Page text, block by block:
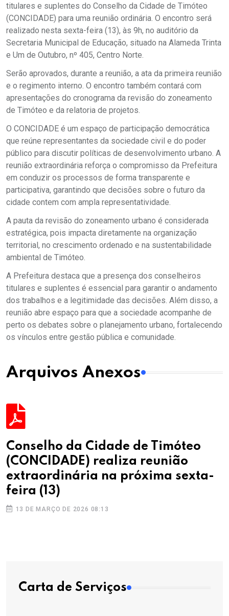
titulares e suplentes do Conselho da Cidade de Timóteo
(CONCIDADE) para uma reunião ordinária. O encontro será
realizado nesta sexta-feira (13), às 9h, no auditório da
Secretaria Municipal de Educação, situado na Alameda Trinta
e Um de Outubro, nº 405, Centro Norte.
Serão aprovados, durante a reunião, a ata da primeira reunião
e o regimento interno. O encontro também contará com
apresentações do cronograma da revisão do zoneamento
de Timóteo e da relatoria de projetos.
O CONCIDADE é um espaço de participação democrática
que reúne representantes da sociedade civil e do poder
público para discutir políticas de desenvolvimento urbano. A
reunião extraordinária reforça o compromisso da Prefeitura
em conduzir os processos de forma transparente e
participativa, garantindo que decisões sobre o futuro da
cidade contem com ampla representatividade.
A pauta da revisão do zoneamento urbano é considerada
estratégica, pois impacta diretamente na organização
territorial, no crescimento ordenado e na sustentabilidade
ambiental de Timóteo.
A Prefeitura destaca que a presença dos conselheiros
titulares e suplentes é essencial para garantir o andamento
dos trabalhos e a legitimidade das decisões. Além disso, a
reunião abre espaço para que a sociedade acompanhe de
perto os debates sobre o planejamento urbano, fortalecendo
os vínculos entre gestão pública e comunidade.
Arquivos Anexos
Conselho da Cidade de Timóteo
(CONCIDADE) realiza reunião
extraordinária na próxima sexta-
feira (13)
13 DE MARÇO DE 2026 08:13
Carta de Serviços